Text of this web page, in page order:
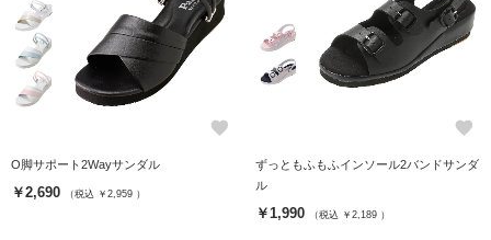
favorite
O脚サポート2Wayサンダル
￥2,690 （税込 ￥2,959 ）
favorite
ずっともふもふインソール2バンドサンダ
ル
￥1,990 （税込 ￥2,189 ）